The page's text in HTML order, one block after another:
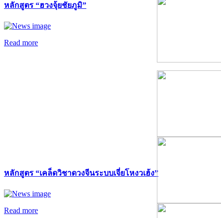
หลักสูตร “ฮวงจุ้ยชัยภูมิ”
Read more
หลักสูตร “เคล็ดวิชาดวงจีนระบบเจี่ยโหงวเฮ้ง”
Read more